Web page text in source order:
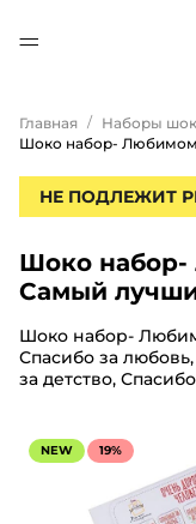
Главная / Наборы
НЕ ПОДЛЕЖИТ
Шоко набор-
Самый
Шоко набор-
Спасибо за
за детство,
NEW 19%